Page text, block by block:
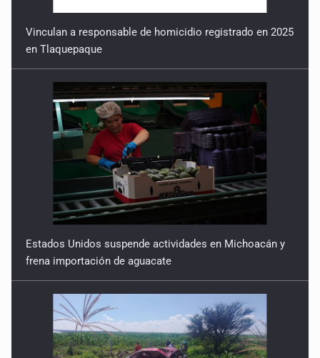
Vinculan a responsable de homicidio registrado en 2025
en Tlaquepaque
Estados Unidos suspende actividades en Michoacán y
frena importación de aguacate